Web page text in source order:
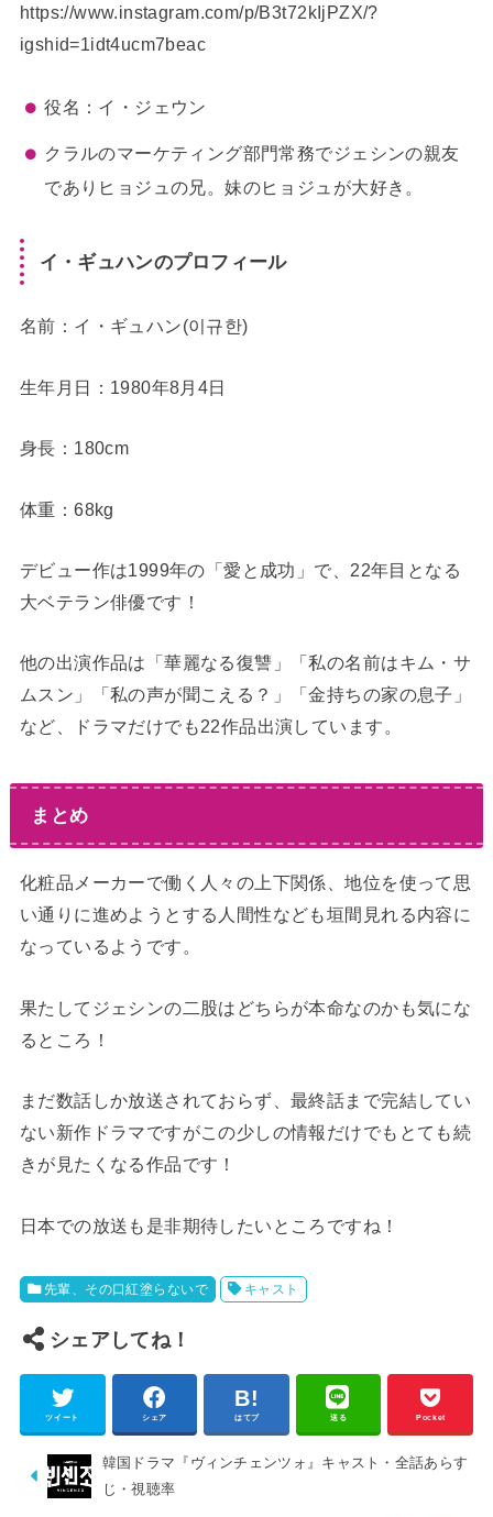
https://www.instagram.com/p/B3t72kIjPZX/?
igshid=1idt4ucm7beac
役名：イ・ジェウン
クラルのマーケティング部門常務でジェシンの親友
でありヒョジュの兄。妹のヒョジュが大好き。
イ・ギュハンのプロフィール
名前：イ・ギュハン(이규한)
生年月日：1980年8月4日
身長：180cm
体重：68kg
デビュー作は1999年の「愛と成功」で、22年目となる
大ベテラン俳優です！
他の出演作品は「華麗なる復讐」「私の名前はキム・サ
ムスン」「私の声が聞こえる？」「金持ちの家の息子」
など、ドラマだけでも22作品出演しています。
まとめ
化粧品メーカーで働く人々の上下関係、地位を使って思
い通りに進めようとする人間性なども垣間見れる内容に
なっているようです。
果たしてジェシンの二股はどちらが本命なのかも気にな
るところ！
まだ数話しか放送されておらず、最終話まで完結してい
ない新作ドラマですがこの少しの情報だけでもとても続
きが見たくなる作品です！
日本での放送も是非期待したいところですね！
先輩、その口紅塗らないで キャスト
シェアしてね！
ツイート シェア はてブ 送る Pocket
韓国ドラマ『ヴィンチェンツォ』キャスト・全話あらす
じ・視聴率